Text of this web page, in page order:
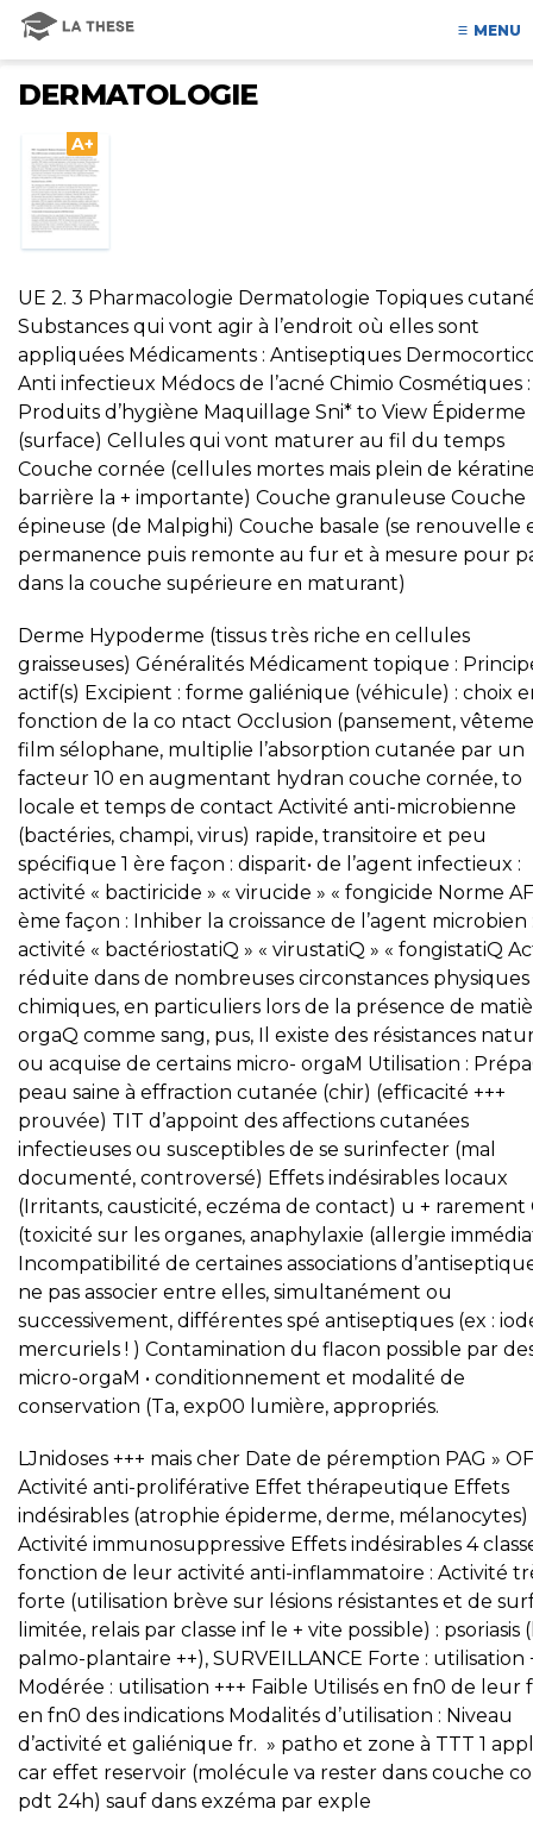
MENU
DERMATOLOGIE
A+
UE 2. 3 Pharmacologie Dermatologie Topiques
Substances qui vont agir à l’endroit où elles sont
appliquées Médicaments : Antiseptiques
Anti infectieux Médocs de l’acné Chimio Cosmétiques :
Produits d’hygiène Maquillage Sni* to View Épiderme
(surface) Cellules qui vont maturer au fil du temps
Couche cornée (cellules mortes mais plein de
barrière la + importante) Couche granuleuse Couche
épineuse (de Malpighi) Couche basale (se renouvelle
permanence puis remonte au fur et à mesure pour
dans la couche supérieure en maturant)
Derme Hypoderme (tissus très riche en cellules
graisseuses) Généralités Médicament topique :
actif(s) Excipient : forme galiénique (véhicule) : choix
fonction de la co ntact Occlusion (pansement,
film sélophane, multiplie l’absorption cutanée par un
facteur 10 en augmentant hydran couche cornée, to
locale et temps de contact Activité anti-microbienne
(bactéries, champi, virus) rapide, transitoire et peu
spécifique 1 ère façon : disparit• de l’agent infectieux :
activité « bactiricide » « virucide » « fongicide Norme
ème façon : Inhiber la croissance de l’agent microbien
activité « bactériostatiQ » « virustatiQ » « fongistatiQ
réduite dans de nombreuses circonstances
chimiques, en particuliers lors de la présence de
orgaQ comme sang, pus, Il existe des résistances
ou acquise de certains micro- orgaM Utilisation :
peau saine à effraction cutanée (chir) (efficacité +++
prouvée) TIT d’appoint des affections cutanées
infectieuses ou susceptibles de se surinfecter (mal
documenté, controversé) Effets indésirables locaux
(Irritants, causticité, eczéma de contact) u + rarement
(toxicité sur les organes, anaphylaxie (allergie
Incompatibilité de certaines associations
ne pas associer entre elles, simultanément ou
successivement, différentes spé antiseptiques (ex :
mercuriels ! ) Contamination du flacon possible par
micro-orgaM • conditionnement et modalité de
conservation (Ta, exp00 lumière, appropriés.
LJnidoses +++ mais cher Date de péremption PAG »
Activité anti-proliférative Effet thérapeutique Effets
indésirables (atrophie épiderme, derme, mélanocytes)
Activité immunosuppressive Effets indésirables 4
fonction de leur activité anti-inflammatoire : Activité
forte (utilisation brève sur lésions résistantes et de
limitée, relais par classe inf le + vite possible) : psoriasis
palmo-plantaire ++), SURVEILLANCE Forte : utilisation
Modérée : utilisation +++ Faible Utilisés en fn0 de leur
en fn0 des indications Modalités d’utilisation : Niveau
d’activité et galiénique fr. » patho et zone à TTT 1
car effet reservoir (molécule va rester dans couche
pdt 24h) sauf dans exzéma par exple